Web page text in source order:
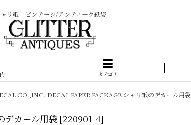
ャリ紙 ビンテージ/アンティーク紙袋
カテゴリ
CO.,INC. DECAL PAPER PACKAGE シャリ紙のデカール用袋
デカール用袋 [220901-4]